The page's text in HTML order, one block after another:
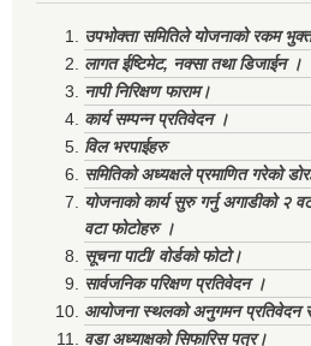
उपभोक्ता समितिले योजनाको रकम
लागत ईष्टिमेट, नक्सा तथा डिजाईन ।
नापी निरिक्षण फाराम।
कार्य सम्पन्न प्रतिवेदन ।
विल भरपाईहरु
समितिको अध्यक्षले प्रमाणित गरेको
योजनाको कार्य सुरु गर्नु अगाडीको २
वटा फोटोहरु ।
सूचना पाटी/ वोर्डको फोटो।
सार्वजनिक परिक्षण प्रतिवेदन ।
आयोजना स्थलको अनुगमन प्रतिवेदन
वडा अध्याक्षको सिफारिस पत्र।